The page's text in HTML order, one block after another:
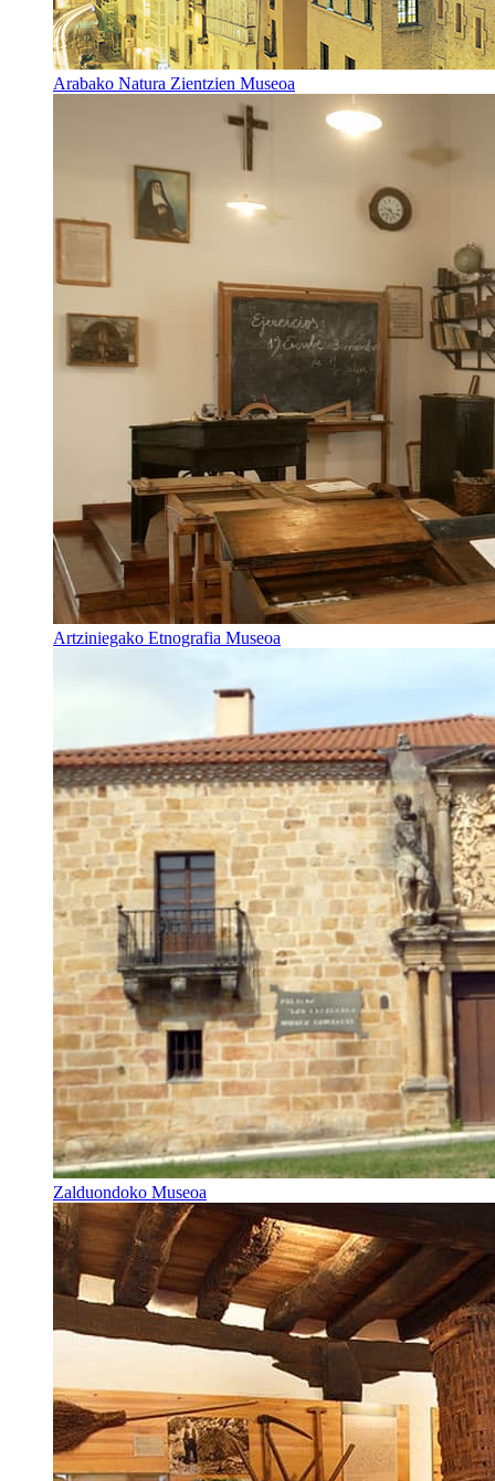
Arabako Natura Zientzien Museoa
Artziniegako Etnografia Museoa
Zalduondoko Museoa